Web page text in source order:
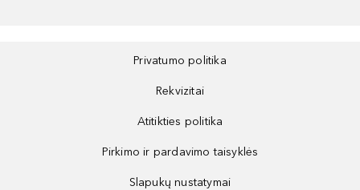
Privatumo politika
Rekvizitai
Atitikties politika
Pirkimo ir pardavimo taisyklės
Slapukų nustatymai